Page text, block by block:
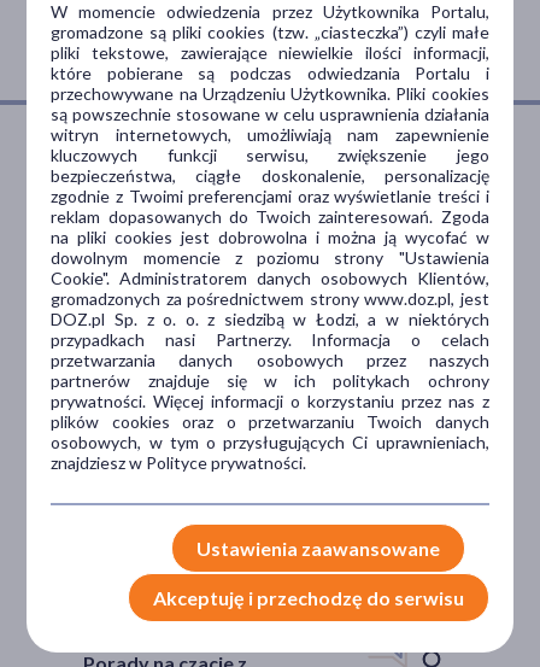
Dlaczego DOZ.pl
Niższe koszta leczenia
Darmowa dostawa do Apteki
Bezpłatna Infolinia dla
Pacjentów.
Bezpieczeństwo
Weryfikacja interakcji leków.
Encyklopedia leków i ziół
Wsparcie w leczeniu
W momencie odwiedzenia przez Użytkownika Portalu,
gromadzone są pliki cookies (tzw. „ciasteczka”) czyli małe
pliki tekstowe, zawierające niewielkie ilości informacji,
które pobierane są podczas odwiedzania Portalu i
przechowywane na Urządzeniu Użytkownika. Pliki cookies
są powszechnie stosowane w celu usprawnienia działania
witryn internetowych, umożliwiają nam zapewnienie
kluczowych funkcji serwisu, zwiększenie jego
bezpieczeństwa, ciągłe doskonalenie, personalizację
zgodnie z Twoimi preferencjami oraz wyświetlanie treści i
reklam dopasowanych do Twoich zainteresowań. Zgoda
na pliki cookies jest dobrowolna i można ją wycofać w
dowolnym momencie z poziomu strony "Ustawienia
Cookie". Administratorem danych osobowych Klientów,
gromadzonych za pośrednictwem strony www.doz.pl, jest
DOZ.pl Sp. z o. o. z siedzibą w Łodzi, a w niektórych
przypadkach nasi Partnerzy. Informacja o celach
przetwarzania danych osobowych przez naszych
partnerów znajduje się w ich politykach ochrony
prywatności. Więcej informacji o korzystaniu przez nas z
plików cookies oraz o przetwarzaniu Twoich danych
osobowych, w tym o przysługujących Ci uprawnieniach,
znajdziesz w Polityce prywatności.
Ustawienia zaawansowane
Akceptuję i przechodzę do serwisu